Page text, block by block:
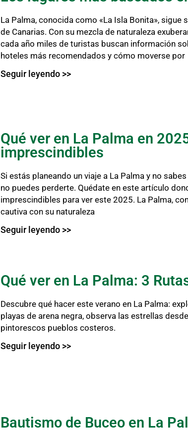
La Palma, conocida como «La Isla Bonita»,
de Canarias. Con su mezcla de naturaleza
cada año miles de turistas buscan información
hoteles más recomendados y cómo moverse por
Seguir leyendo >>
Qué ver en La Palma en
imprescindibles
Si estás planeando un viaje a La Palma y no
no puedes perderte. Quédate en este artículo
imprescindibles para ver este 2025. La Palma,
cautiva con su naturaleza
Seguir leyendo >>
Qué ver en La Palma: 3
Descubre qué hacer este verano en La Palma:
playas de arena negra, observa las estrellas
pintorescos pueblos costeros.
Seguir leyendo >>
Bautismo de Buceo en La